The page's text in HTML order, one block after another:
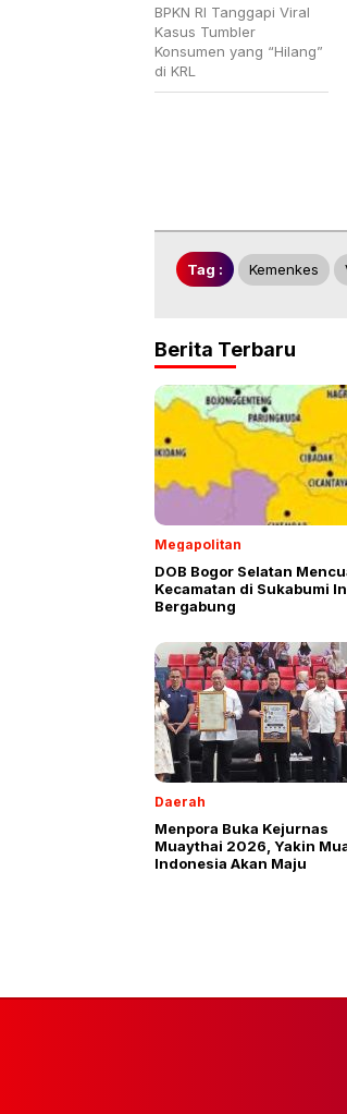
BPKN RI Tanggapi Viral
Kasus Tumbler
Konsumen yang “Hilang”
di KRL
Tag : Kemenkes
Berita Terbaru
Megapolitan
DOB Bogor Selatan
Kecamatan di Sukabumi
Bergabung
Daerah
Menpora Buka Kejurnas
Muaythai 2026, Yakin
Indonesia Akan Maju